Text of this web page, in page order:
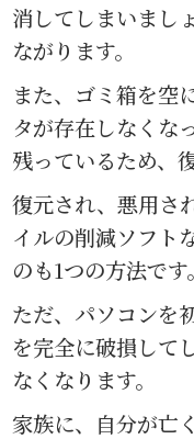
消してしまいまし
ながります。
また、ゴミ箱を空
タが存在しなくな
残っているため、
復元され、悪用さ
イルの削減ソフト
のも1つの方法です。
ただ、パソコンを
を完全に破損して
なくなります。
家族に、自分が亡